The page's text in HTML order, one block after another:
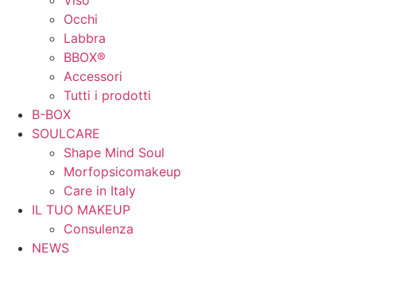
Occhi
Labbra
BBOX®
Accessori
Tutti i prodotti
B-BOX
SOULCARE
Shape Mind Soul
Morfopsicomakeup
Care in Italy
IL TUO MAKEUP
Consulenza
NEWS